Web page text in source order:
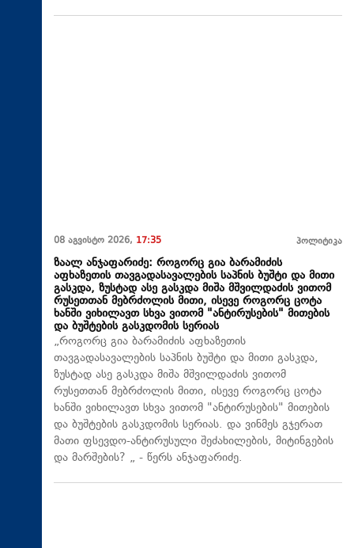
08 აგვისტო 2026, 17:35 პოლიტიკა
ზაალ ანჯაფარიძე: როგორც გია ბარამიძის
აფხაზეთის თავგადასავალების საპნის ბუშტი და მითი
გასკდა, ზუსტად ასე გასკდა მიშა მშვილდაძის ვითომ
რუსეთთან მებრძოლის მითი, ისევე როგორც ცოტა
ხანში ვიხილავთ სხვა ვითომ "ანტირუსების" მითების
და ბუშტების გასკდომის სერიას
„როგორც გია ბარამიძის აფხაზეთის
თავგადასავალების საპნის ბუშტი და მითი გასკდა,
ზუსტად ასე გასკდა მიშა მშვილდაძის ვითომ
რუსეთთან მებრძოლის მითი, ისევე როგორც ცოტა
ხანში ვიხილავთ სხვა ვითომ "ანტირუსების" მითების
და ბუშტების გასკდომის სერიას. და ვინმეს გჯერათ
მათი ფსევდო-ანტირუსული შეძახილების, მიტინგების
და მარშების? „ - წერს ანჯაფარიძე.